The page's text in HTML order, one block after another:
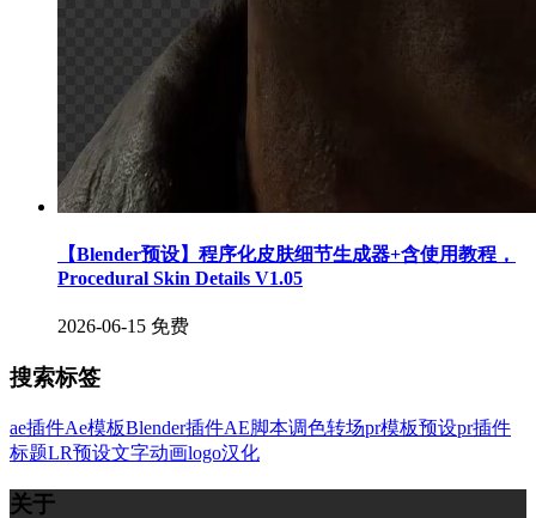
【Blender预设】程序化皮肤细节生成器+含使用教程，
Procedural Skin Details V1.05
2026-06-15 免费
搜索标签
ae插件Ae模板Blender插件AE脚本调色转场pr模板预设pr插件
标题LR预设文字动画logo汉化
关于